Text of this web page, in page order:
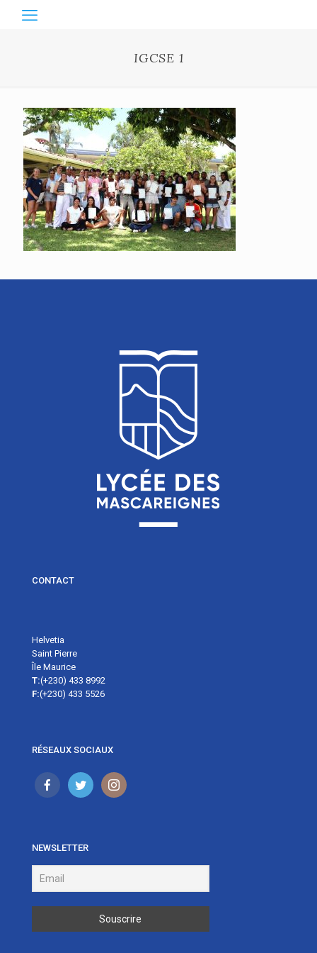
IGCSE 1
CONTACT
Helvetia
Saint Pierre
Île Maurice
T:(+230) 433 8992
F:(+230) 433 5526
RÉSEAUX SOCIAUX
NEWSLETTER